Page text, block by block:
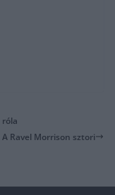
A Ravel Morrison sztori